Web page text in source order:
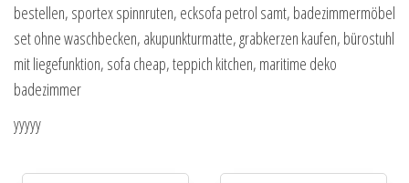
bestellen, sportex spinnruten, ecksofa petrol samt, badezimmermöbel
set ohne waschbecken, akupunkturmatte, grabkerzen kaufen, bürostuhl
mit liegefunktion, sofa cheap, teppich kitchen, maritime deko
badezimmer
yyyyy